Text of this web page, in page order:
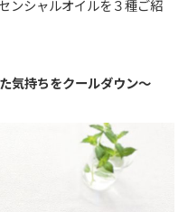
ンシャルオイルを３種ご紹
気持ちをクールダウン〜